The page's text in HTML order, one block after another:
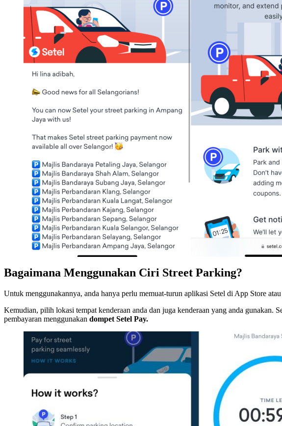
Bagaimana Menggunakan Ciri Street Parking?
Untuk menggunakannya, anda hanya perlu memuat-turun aplikasi Setel di App Store atau
Kemudian, pilih lokasi tempat kenderaan anda dan juga kenderaan yang anda gunakan.
pembayaran menggunakan dompet Setel Pay.